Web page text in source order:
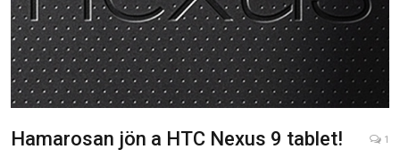
Hamarosan jön a HTC Nexus 9 tablet! 1